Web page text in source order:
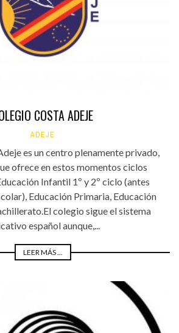
COSTA ADEJE
ADEJE
es un centro plenamente privado,
ofrece en estos momentos ciclos
Infantil 1º y 2º ciclo (antes
Educación Primaria, Educación
colegio sigue el sistema
español aunque,...
LEER MÁS ...